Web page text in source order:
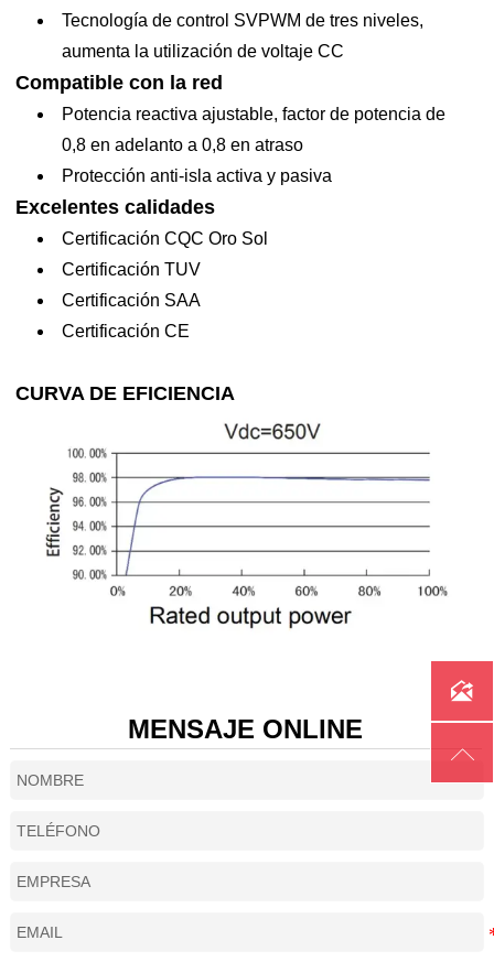
Tecnología de control SVPWM de tres niveles,
aumenta la utilización de voltaje CC
Compatible con la red
Potencia reactiva ajustable, factor de potencia de
0,8 en adelanto a 0,8 en atraso
Protección anti-isla activa y pasiva
Excelentes calidades
Certificación CQC Oro Sol
Certificación TUV
Certificación SAA
Certificación CE
CURVA DE EFICIENCIA
Máx. Corriente de
entrada CC
18/30A
Rango de voltaje
MPPT
180~1000V
Tensión de
funcionamiento
MPP recomendada
Máx. No. de
Producción
de salida
15000W 17000W 20000W
Máx. potencia de
salida
16,5kVA 18,7kVA 22kVA
Máx. corriente de
25A 28.3A 32A 36.5A
400V
Rango de tensión
de red
Frecuencia de red
frecuencia de red
THD < 2% (Bajo la potencia
MENSAJE ONLINE

